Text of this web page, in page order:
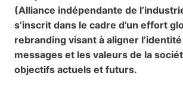
(Alliance indépendante de
s’inscrit dans le cadre d’un effort
rebranding visant à aligner
messages et les valeurs de la
objectifs actuels et futurs.